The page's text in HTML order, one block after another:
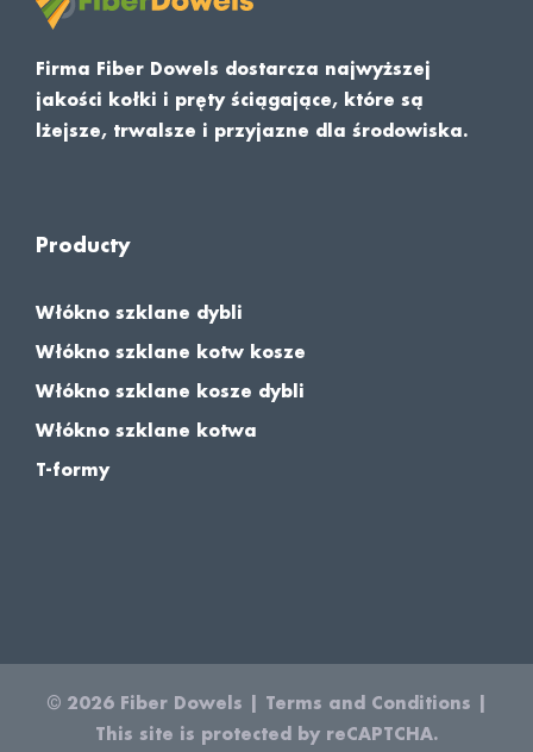
Firma Fiber Dowels dostarcza najwyższej
jakości kołki i pręty ściągające, które są
lżejsze, trwalsze i przyjazne dla środowiska.
Producty
Włókno szklane dybli
Włókno szklane kotw kosze
Włókno szklane kosze dybli
Włókno szklane kotwa
T-formy
© 2026 Fiber Dowels Terms and Conditions
This site is protected by reCAPTCHA.